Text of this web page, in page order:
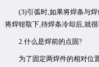
(3)引弧时,如果将焊条与
将焊钳取下,待焊条冷却后,就很
2.什么是焊前的点固?
为了固定两焊件的相对位